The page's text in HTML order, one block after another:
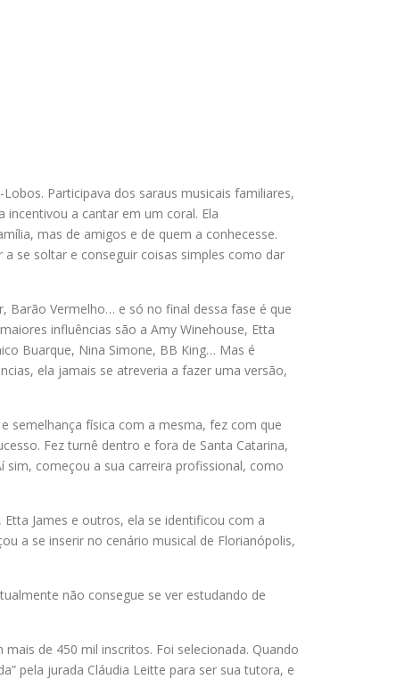
Participava dos saraus musicais familiares,
a cantar em um coral. Ela
mas de amigos e de quem a conhecesse.
se soltar e conseguir coisas simples como dar
Barão Vermelho… e só no final dessa fase é que
influências são a Amy Winehouse, Etta
Buarque, Nina Simone, BB King… Mas é
ela jamais se atreveria a fazer uma versão,
semelhança física com a mesma, fez com que
Fez turnê dentro e fora de Santa Catarina,
sim, começou a sua carreira profissional, como
James e outros, ela se identificou com a
a se inserir no cenário musical de Florianópolis,
não consegue se ver estudando de
de 450 mil inscritos. Foi selecionada. Quando
pela jurada Cláudia Leitte para ser sua tutora, e